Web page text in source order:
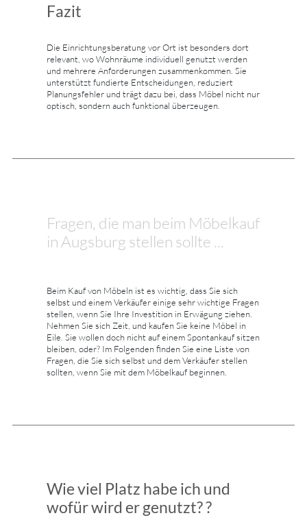
Fazit
Die Einrichtungsberatung vor Ort ist besonders dort
relevant, wo Wohnräume individuell genutzt werden
und mehrere Anforderungen zusammenkommen. Sie
unterstützt fundierte Entscheidungen, reduziert
Planungsfehler und trägt dazu bei, dass Möbel nicht nur
optisch, sondern auch funktional überzeugen.
Fragen, die man beim Möbelkauf
in Augsburg stellen sollte ...
Beim Kauf von Möbeln ist es wichtig, dass Sie sich
selbst und einem Verkäufer einige sehr wichtige Fragen
stellen, wenn Sie Ihre Investition in Erwägung ziehen.
Nehmen Sie sich Zeit, und kaufen Sie keine Möbel in
Eile. Sie wollen doch nicht auf einem Spontankauf sitzen
bleiben, oder? Im Folgenden finden Sie eine Liste von
Fragen, die Sie sich selbst und dem Verkäufer stellen
sollten, wenn Sie mit dem Möbelkauf beginnen.
Wie viel Platz habe ich und
wofür wird er genutzt? ?